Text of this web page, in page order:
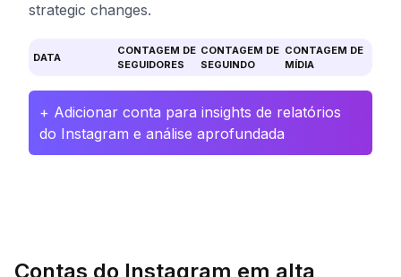
strategic changes.
DATA
CONTAGEM DE
SEGUIDORES
CONTAGEM DE
SEGUINDO
CONTAGEM DE
MÍDIA
+ Adicionar conta para insights de relatórios
do Instagram e análise aprofundada
Contas do Instagram em alta